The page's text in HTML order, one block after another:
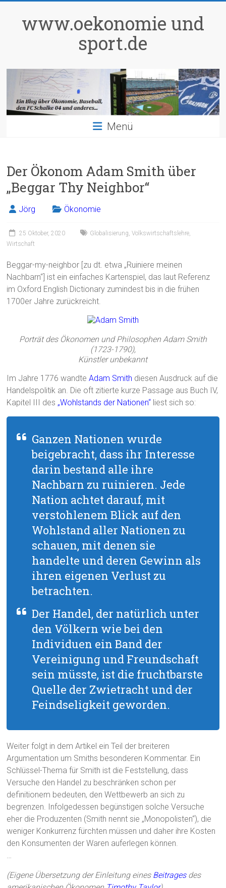
springenwww.oekonomie und
sport.de
Menü
Der Ökonom Adam Smith über
„Beggar Thy Neighbor“
Jörg Ökonomie
25 Oktober, 2020 Globalisierung,Volkswirtschaftslehre,
Wirtschaft
Beggar-my-neighbor [zu dt. etwa „Ruiniere meinen
Nachbarn“] ist ein einfaches Kartenspiel, das laut Referenz
im Oxford English Dictionary zumindest bis in die frühen
1700er Jahre zurückreicht.
Porträt des Ökonomen und Philosophen Adam Smith
(1723-1790),
Künstler unbekannt
Im Jahre 1776 wandteAdam Smith diesen Ausdruck auf die
Handelspolitik an. Die oft zitierte kurze Passage aus Buch IV,
Kapitel III des „Wohlstands der Nationen“ liest sich so:
Ganzen Nationen wurde
beigebracht, dass ihr Interesse
darin bestand alle ihre
Nachbarn zu ruinieren. Jede
Nation achtet darauf, mit
verstohlenem Blick auf den
Wohlstand aller Nationen zu
schauen, mit denen sie
handelte und deren Gewinn als
ihren eigenen Verlust zu
betrachten.
Der Handel, der natürlich unter
den Völkern wie bei den
Individuen ein Band der
Vereinigung und Freundschaft
sein müsste, ist die fruchtbarste
Quelle der Zwietracht und der
Feindseligkeit geworden.
Weiter folgt in dem Artikel ein Teil der breiteren
Argumentation um Smiths besonderen Kommentar. Ein
Schlüssel-Thema für Smith ist die Feststellung, dass
Versuche den Handel zu beschränken schon per
definitionem bedeuten, den Wettbewerb an sich zu
begrenzen. Infolgedessen begünstigen solche Versuche
eher die Produzenten (Smith nennt sie „Monopolisten“), die
weniger Konkurrenz fürchten müssen und daher ihre Kosten
den Konsumenten der Waren auferlegen können.
…
(Eigene Übersetzung der Einleitung eines Beitragesdes